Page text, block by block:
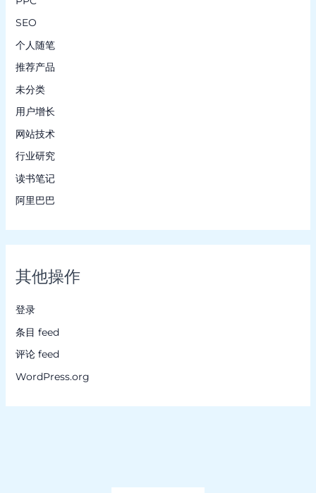
SEO
个人随笔
推荐产品
未分类
用户增长
网站技术
行业研究
读书笔记
阿里巴巴
其他操作
登录
条目 feed
评论 feed
WordPress.org